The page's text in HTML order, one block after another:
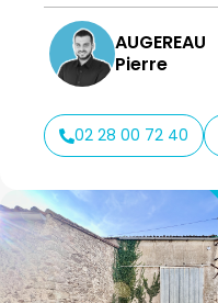
AUGEREAU
Pierre
02 28 00 72 40